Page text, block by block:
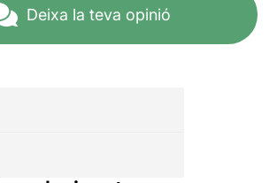
Deixa la teva opinió